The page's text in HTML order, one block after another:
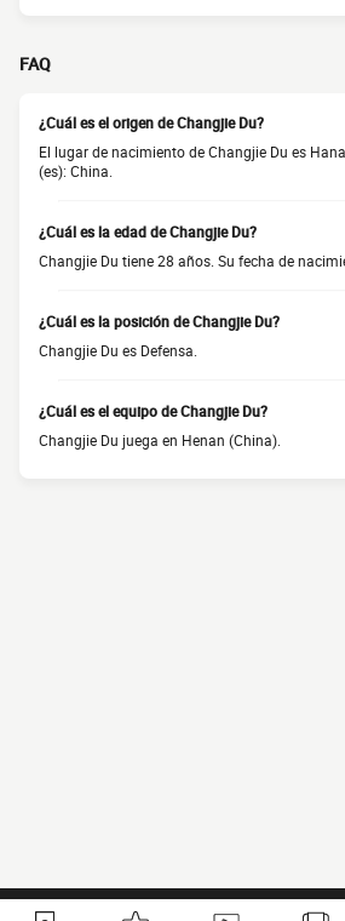
FAQ
¿Cuál es el origen de Changjie Du?
El lugar de nacimiento de Changjie Du es
(es): China.
¿Cuál es la edad de Changjie Du?
Changjie Du tiene 28 años. Su fecha de
¿Cuál es la posición de Changjie Du?
Changjie Du es Defensa.
¿Cuál es el equipo de Changjie Du?
Changjie Du juega en Henan (China).